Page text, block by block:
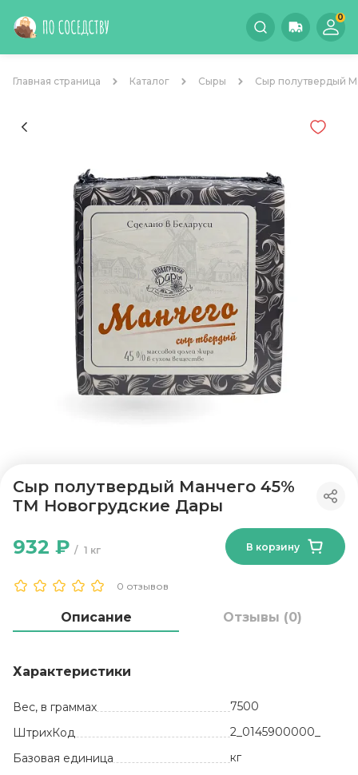
0
Главная страница Каталог Сыры Сыр полутвердый
Сыр полутвердый Манчего 45%
ТМ Новогрудские Дары
0 отзывов
1 кг
932 ₽ В корзину
Описание Отзывы (0)
Характеристики
Вес, в граммах
7500
ШтрихКод
2_0145900000_
Базовая единица
кг